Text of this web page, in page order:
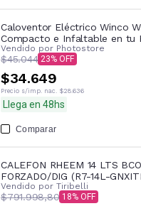
Caloventor Eléctrico Winco
Compacto e Infaltable en tu
Vendido por Photostore
$45.044 23
$34.649
Precio s/imp. nac. $28.636
Llega en 48hs
Comparar
CALEFON RHEEM 14 LTS
FORZADO/DIG (R7-14L-
Vendido por Tiribelli
$791.998,80 18